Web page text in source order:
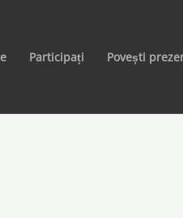
Participați Povești